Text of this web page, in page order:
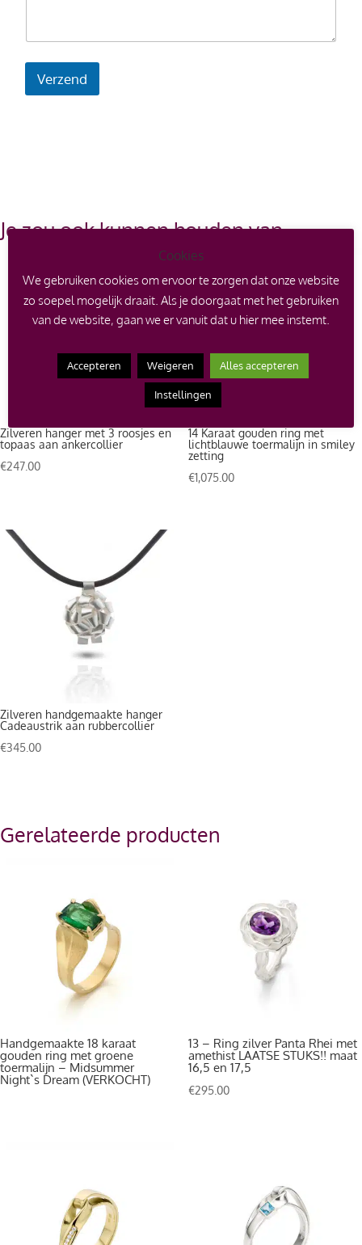
i
Verzend
Je zou ook kunnen houden van …
Zilveren hanger met 3 roosjes en
topaas aan ankercollier
€247.00
14 Karaat gouden ring met
lichtblauwe toermalijn in smiley
zetting
€1,075.00
Zilveren handgemaakte hanger
Cadeaustrik aan rubbercollier
€345.00
Gerelateerde producten
Handgemaakte 18 karaat
gouden ring met groene
toermalijn – Midsummer
Night`s Dream (VERKOCHT)
13 – Ring zilver Panta Rhei met
amethist LAATSE STUKS!! maat
16,5 en 17,5
€295.00
Cookies
We gebruiken cookies om ervoor te zorgen dat onze website
zo soepel mogelijk draait. Als je doorgaat met het gebruiken
van de website, gaan we er vanuit dat u hier mee instemt.
Accepteren Weigeren Alles accepteren
Instellingen